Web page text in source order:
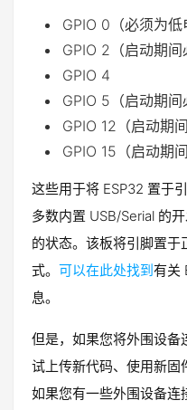
GPIO 0（必须为低
GPIO 2（启动期间
GPIO 4
GPIO 5（启动期间
GPIO 12（启动期
GPIO 15（启动期
这些用于将 ESP32 置于
多数内置 USB/Serial 的
的状态。该板将引脚置
式。 可以在此处找到有关
息。
但是，如果您将外围设备
试上传新代码、使用新固
如果您有一些外围设备